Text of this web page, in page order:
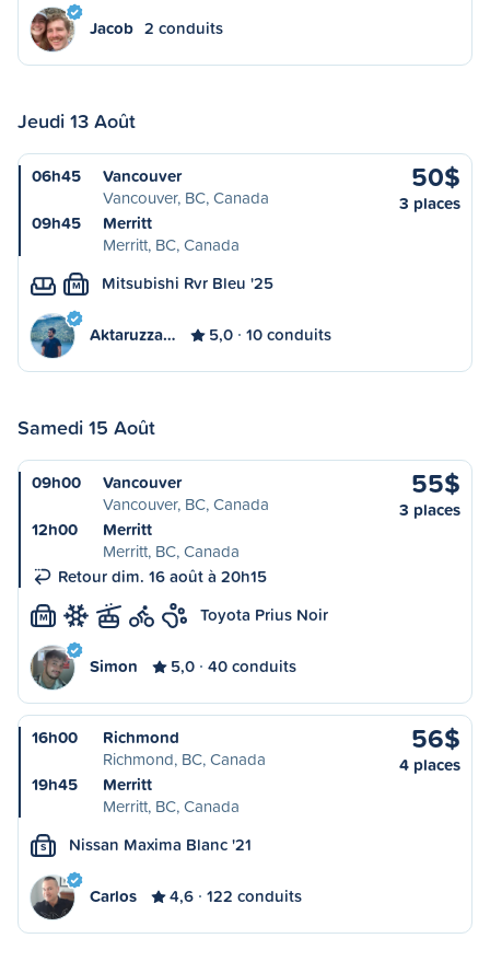
Jacob 2 conduits
Jeudi 13 Août
06h45
Vancouver
Vancouver, BC, Canada
09h45
Merritt
Merritt, BC, Canada
50$
3 places
M Mitsubishi Rvr Bleu '25
Aktaruzza… 5,0 10 conduits
Samedi 15 Août
09h00
Vancouver
Vancouver, BC, Canada
12h00
Merritt
Merritt, BC, Canada
Retour dim. 16 août à 20h15
55$
3 places
M Toyota Prius Noir
Simon 5,0 40 conduits
16h00
Richmond
Richmond, BC, Canada
19h45
Merritt
Merritt, BC, Canada
56$
4 places
S Nissan Maxima Blanc '21
Carlos 4,6 122 conduits